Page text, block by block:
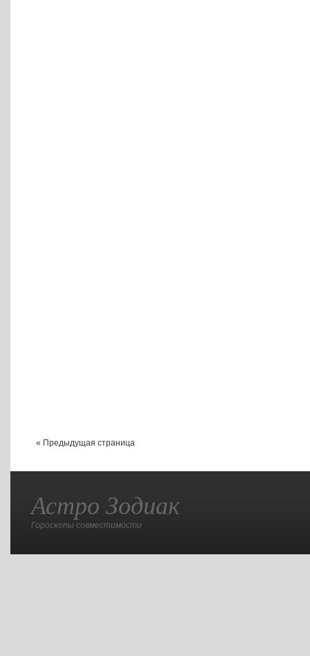
« Предыдущая страница
Астро Зодиак
Гороскопы совместимости